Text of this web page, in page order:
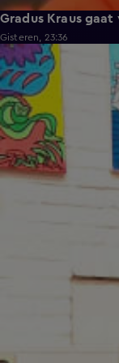
Gradus Kraus
Gisteren, 23:36
2:11